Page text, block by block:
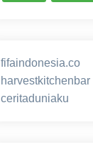
fifaindonesia.co
harvestkitchenbar
ceritaduniaku